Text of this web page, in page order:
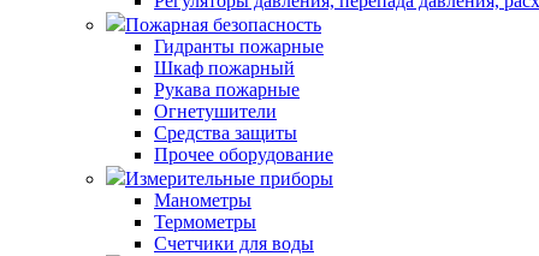
Пожарная безопасность
Гидранты пожарные
Шкаф пожарный
Рукава пожарные
Огнетушители
Средства защиты
Прочее оборудование
Измерительные приборы
Манометры
Термометры
Счетчики для воды